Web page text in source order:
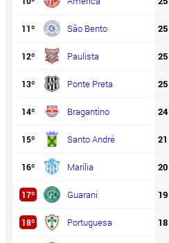
11º São Bento
12º Paulista
13º Ponte Preta
14º Bragantino
15º Santo André
16º Marília
17º Guarani
18º Portuguesa
25
25
25
24
21
20
19
18